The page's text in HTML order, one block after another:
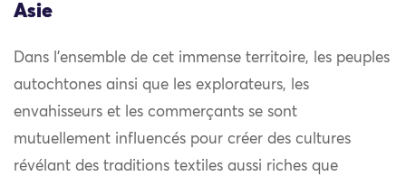
Asie
Dans l’ensemble de cet immense territoire, les peuples
autochtones ainsi que les explorateurs, les
envahisseurs et les commerçants se sont
mutuellement influencés pour créer des cultures
révélant des traditions textiles aussi riches que